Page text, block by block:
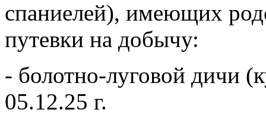
спаниелей), имеющих
путевки на добычу:
- болотно-луговой дичи
05.12.25 г.